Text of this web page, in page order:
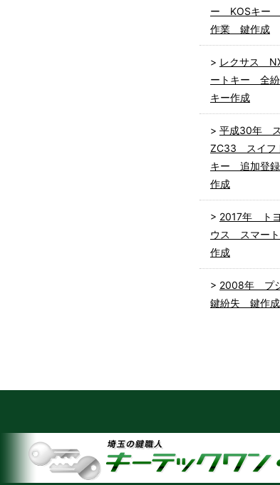
ー KOSキー
作業 鍵作成
レクサス
ートキー 全
キー作成
平成30年
ZC33 スイフ
キー 追加登
作成
2017年 ト
ウス スマー
作成
2008年 プ
鍵紛失 鍵作成